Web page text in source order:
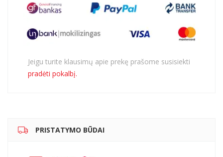
Jeigu turite klausimų apie prekę prašome susisiekti
pradėti pokalbį.
PRISTATYMO BŪDAI